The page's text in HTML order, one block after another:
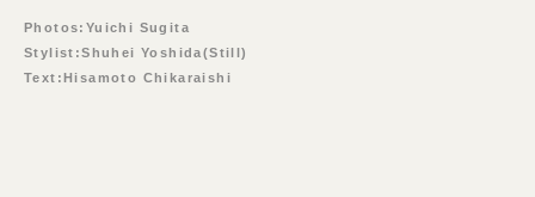
Photos:Yuichi Sugita
Stylist:Shuhei Yoshida(Still)
Text:Hisamoto Chikaraishi